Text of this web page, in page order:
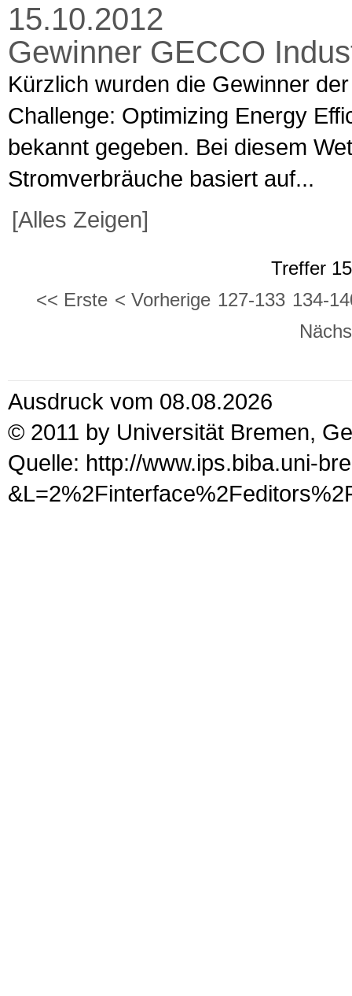
15.10.2012
Gewinner GECCO
Kürzlich wurden die Gewinner
Challenge: Optimizing Energy
bekannt gegeben. Bei diesem
Stromverbräuche basiert auf...
[Alles Zeigen]
Treffer
<< Erste < Vorherige 127-133 134-
Ausdruck vom 08.08.2026
© 2011 by Universität Bremen,
Quelle: http://www.ips.biba.uni-